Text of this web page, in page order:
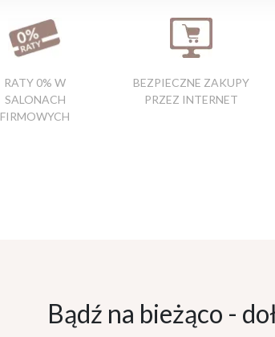
RATY 0% W
SALONACH
FIRMOWYCH
BEZPIECZNE ZAKUPY
PRZEZ INTERNET
Bądź na bieżąco -